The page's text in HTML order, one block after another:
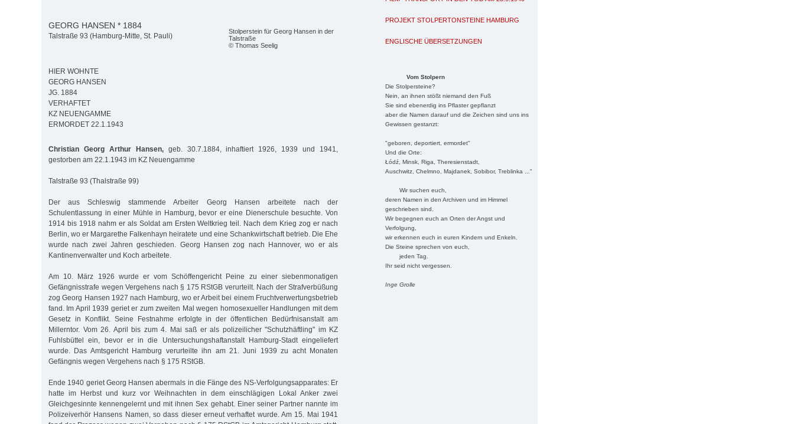
PROJEKT STOLPERTONSTEINE HAMBURG
ENGLISCHE ÜBERSETZUNGEN
Vom Stolpern
Die Stolpersteine?
Nein, an ihnen stößt niemand den Fuß
Sie sind ebenerdig ins Pflaster gepflanzt
aber die Namen darauf und die Zeichen sind uns ins
Gewissen gestanzt:
"geboren, deportiert, ermordet"
Und die Orte:
Łódź, Minsk, Riga, Theresienstadt,
Auschwitz, Chelmno, Majdanek, Sobibor, Treblinka ..."
Wir suchen euch,
deren Namen in den Archiven und im Himmel
geschrieben sind.
Wir begegnen euch an Orten der Angst und
Verfolgung,
wir erkennen euch in euren Kindern und Enkeln.
Die Steine sprechen von euch,
jeden Tag.
Ihr seid nicht vergessen.
Inge Grolle
Stolperstein für Georg Hansen in der
Talstraße
© Thomas Seelig
GEORG HANSEN * 1884
Talstraße 93 (Hamburg-Mitte, St. Pauli)
HIER WOHNTE
GEORG HANSEN
JG. 1884
VERHAFTET
KZ NEUENGAMME
ERMORDET 22.1.1943
Christian Georg Arthur Hansen,geb. 30.7.1884, inhaftiert 1926, 1939 und 1941,
gestorben am 22.1.1943 im KZ Neuengamme
Talstraße 93 (Thalstraße 99)
Der aus Schleswig stammende Arbeiter Georg Hansen arbeitete nach der
Schulentlassung in einer Mühle in Hamburg, bevor er eine Dienerschule besuchte. Von
1914 bis 1918 nahm er als Soldat am Ersten Weltkrieg teil. Nach dem Krieg zog er nach
Berlin, wo er Margarethe Falkenhayn heiratete und eine Schankwirtschaft betrieb. Die Ehe
wurde nach zwei Jahren geschieden. Georg Hansen zog nach Hannover, wo er als
Kantinenverwalter und Koch arbeitete.
Am 10. März 1926 wurde er vom Schöffengericht Peine zu einer siebenmonatigen
Gefängnisstrafe wegen Vergehens nach § 175 RStGB verurteilt. Nach der Strafverbüßung
zog Georg Hansen 1927 nach Hamburg, wo er Arbeit bei einem Fruchtverwertungsbetrieb
fand. Im April 1939 geriet er zum zweiten Mal wegen homosexueller Handlungen mit dem
Gesetz in Konflikt. Seine Festnahme erfolgte in der öffentlichen Bedürfnisanstalt am
Millerntor. Vom 26. April bis zum 4. Mai saß er als polizeilicher "Schutzhäftling" im KZ
Fuhlsbüttel ein, bevor er in die Untersuchungshaftanstalt Hamburg-Stadt eingeliefert
wurde. Das Amtsgericht Hamburg verurteilte ihn am 21. Juni 1939 zu acht Monaten
Gefängnis wegen Vergehens nach § 175 RStGB.
Ende 1940 geriet Georg Hansen abermals in die Fänge des NS-Verfolgungsapparates: Er
hatte im Herbst und kurz vor Weihnachten in dem einschlägigen Lokal Anker zwei
Gleichgesinnte kennengelernt und mit ihnen Sex gehabt. Einer seiner Partner nannte im
Polizeiverhör Hansens Namen, so dass dieser erneut verhaftet wurde. Am 15. Mai 1941